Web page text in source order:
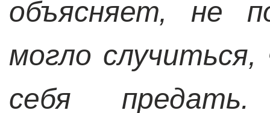
объясняет, не
могло
себя